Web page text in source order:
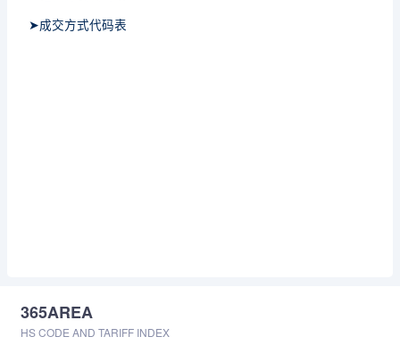
➤成交方式代码表
365AREA
HS CODE AND TARIFF INDEX